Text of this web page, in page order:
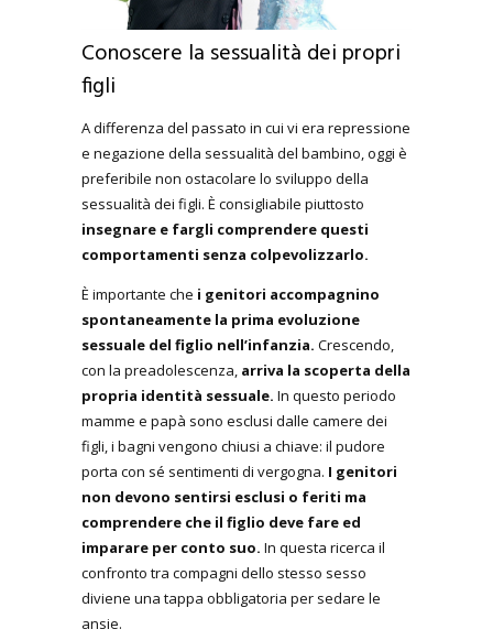
Conoscere la sessualità dei propri
figli
A differenza del passato in cui vi era repressione
e negazione della sessualità del bambino, oggi è
preferibile non ostacolare lo sviluppo della
sessualità dei figli. È consigliabile piuttosto
insegnare e fargli comprendere questi
comportamenti senza colpevolizzarlo.
È importante che i genitori accompagnino
spontaneamente la prima evoluzione
sessuale del figlio nell’infanzia. Crescendo,
con la preadolescenza, arriva la scoperta della
propria identità sessuale. In questo periodo
mamme e papà sono esclusi dalle camere dei
figli, i bagni vengono chiusi a chiave: il pudore
porta con sé sentimenti di vergogna. I genitori
non devono sentirsi esclusi o feriti ma
comprendere che il figlio deve fare ed
imparare per conto suo. In questa ricerca il
confronto tra compagni dello stesso sesso
diviene una tappa obbligatoria per sedare le
ansie.